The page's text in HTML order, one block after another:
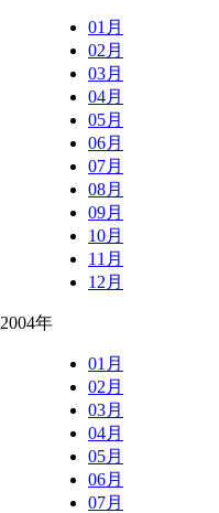
01月
02月
03月
04月
05月
06月
07月
08月
09月
10月
11月
12月
2004年
01月
02月
03月
04月
05月
06月
07月